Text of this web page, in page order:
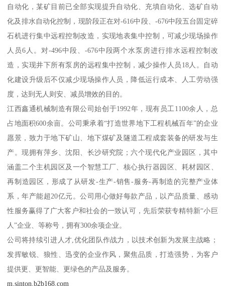
自动化，某矿目前已全部实现提升自动化、充填自动化、选矿自动
化及排水自动化控制，现阶段正在对-616中段、-676中段五台固定碎
石机进行集中远程控制改造，实现地表集中控制，可减少现场操作
人员6人。对-496中段、-676中段两个水泵房进行排水远程控制改
造，实现井下所有泵房的远程集中控制，减少操作人员18人。自动
化建设升级后不仅减少现场操作人员，降低运行成本、人工劳动强
度，达到无人则安、减员增效的目的。
江西鑫通机械制造有限公司始创于1992年，现有员工1100余人，总
占地面积600余亩。公司秉承着“打造世界地下工程机械百年”的企业
愿景，致力于地下矿山、地下煤矿及隧道工程成套装备的研发与生
产。现拥有萍乡、沈阳、长沙研究院；六个现代化产业园区，其中
涵盖二个主机园区及一个智慧工厂、核心执行器园区、耗材园区、
再制造园区，形成了从研发-生产-销售-服务-再制造的完整产业体
系，年产能超20亿元。公司用心做好每款产品，以产品质量、感动
性服务赢得了广大客户和社会的一致认可，先后荣获专精特新“小巨
人”企业、等称号，拥有300余项企业。
公司将持续引进人才,优化团队作战力，以技术创新为发展主战略；
发挥敏锐、狼性、迅变的企业作风，聚焦品质，打造强势，为客户
提供更、更智能、更绿色的产品及服务。
m.sinton.b2b168.com